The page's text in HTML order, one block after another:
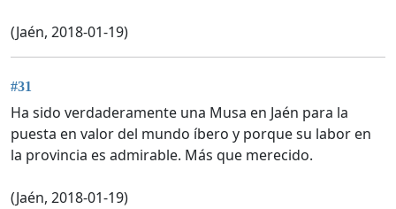
(Jaén, 2018-01-19)
#31
Ha sido verdaderamente una Musa en Jaén para la
puesta en valor del mundo íbero y porque su labor en
la provincia es admirable. Más que merecido.
(Jaén, 2018-01-19)